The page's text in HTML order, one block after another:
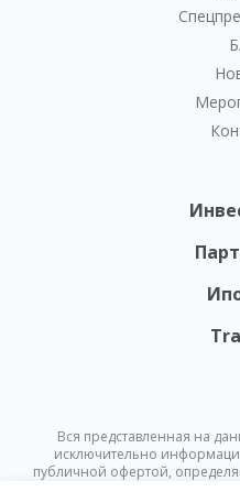
Вся представленная на
исключительно
публичной офертой,